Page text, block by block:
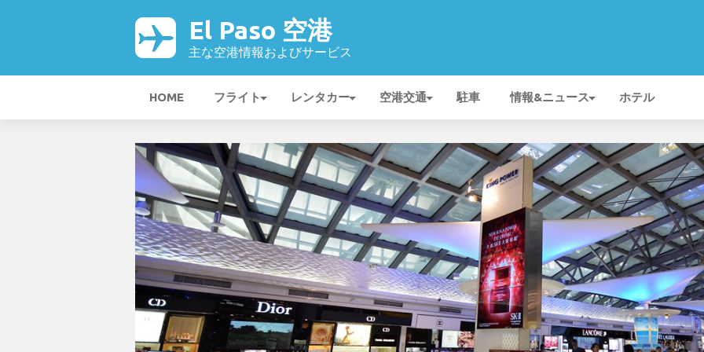
El Paso 空港
主な空港情報およびサービス
HOME フライト レンタカー 空港交通 駐車 情報&ニュース ホテル